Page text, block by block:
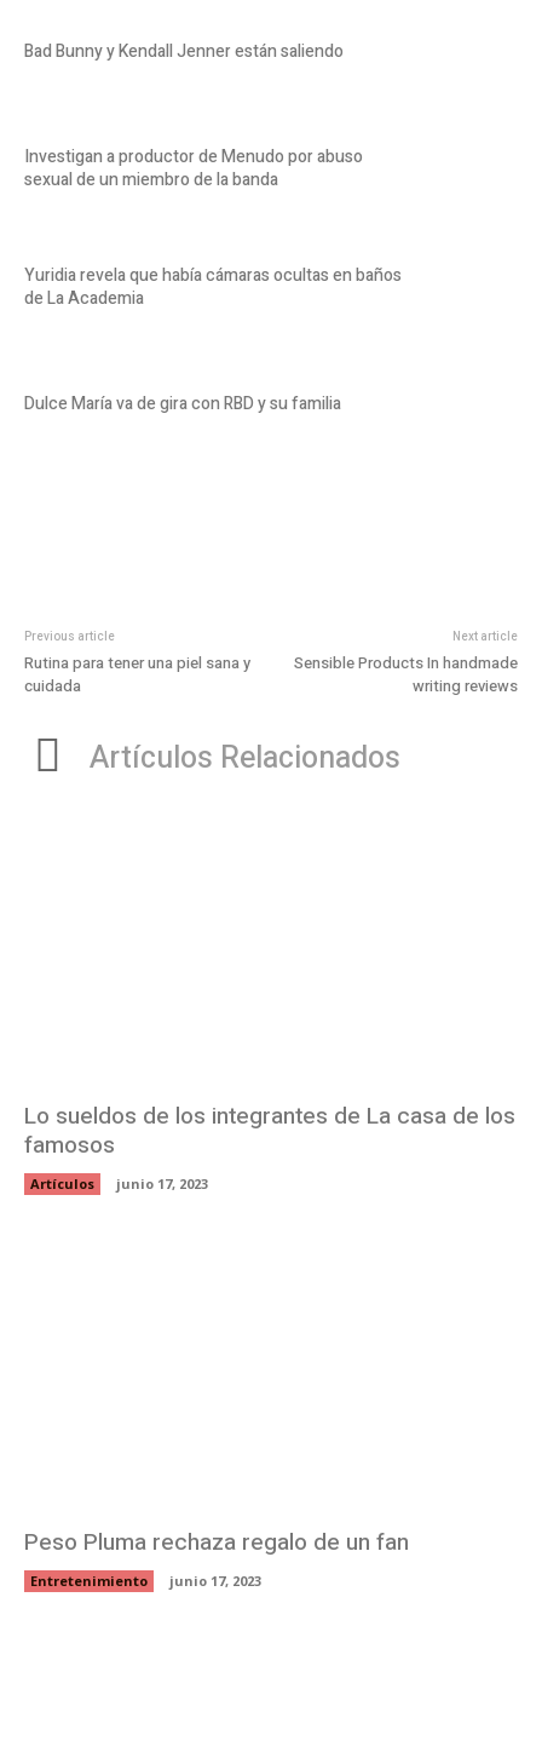
Bad Bunny y Kendall Jenner están saliendo
Investigan a productor de Menudo por abuso
sexual de un miembro de la banda
Yuridia revela que había cámaras ocultas en baños
de La Academia
Dulce María va de gira con RBD y su familia
Previous article
Rutina para tener una piel sana y
cuidada
Next article
Sensible Products In handmade
writing reviews
Artículos Relacionados
Lo sueldos de los integrantes de La casa de los
famosos
Artículos junio 17, 2023
Peso Pluma rechaza regalo de un fan
Entretenimiento junio 17, 2023